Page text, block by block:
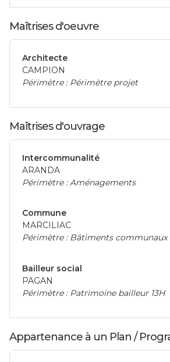
Maîtrises d'oeuvre
Architecte
CAMPION
Périmètre : Périmètre projet
Maîtrises d'ouvrage
Intercommunalité
ARANDA
Périmètre : Aménagements
Commune
MARCILIAC
Périmètre : Bâtiments communaux
Bailleur social
PAGAN
Périmètre : Patrimoine bailleur 13H
Appartenance à un Plan /